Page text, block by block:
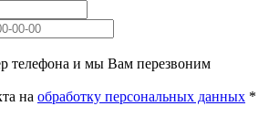
телефона и мы Вам перезвоним
на обработку персональных данных *